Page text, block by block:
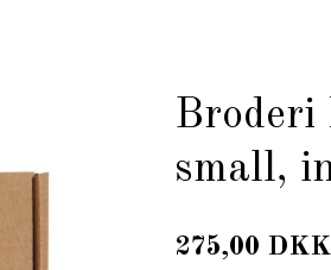
Broderi
small,
275,00 DKK